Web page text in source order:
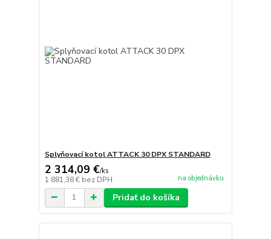
Splyňovací kotol ATTACK 30 DPX STANDARD
2 314,09 €/ks
1 881,38 € bez DPH na objednávku
Pridať do košíka